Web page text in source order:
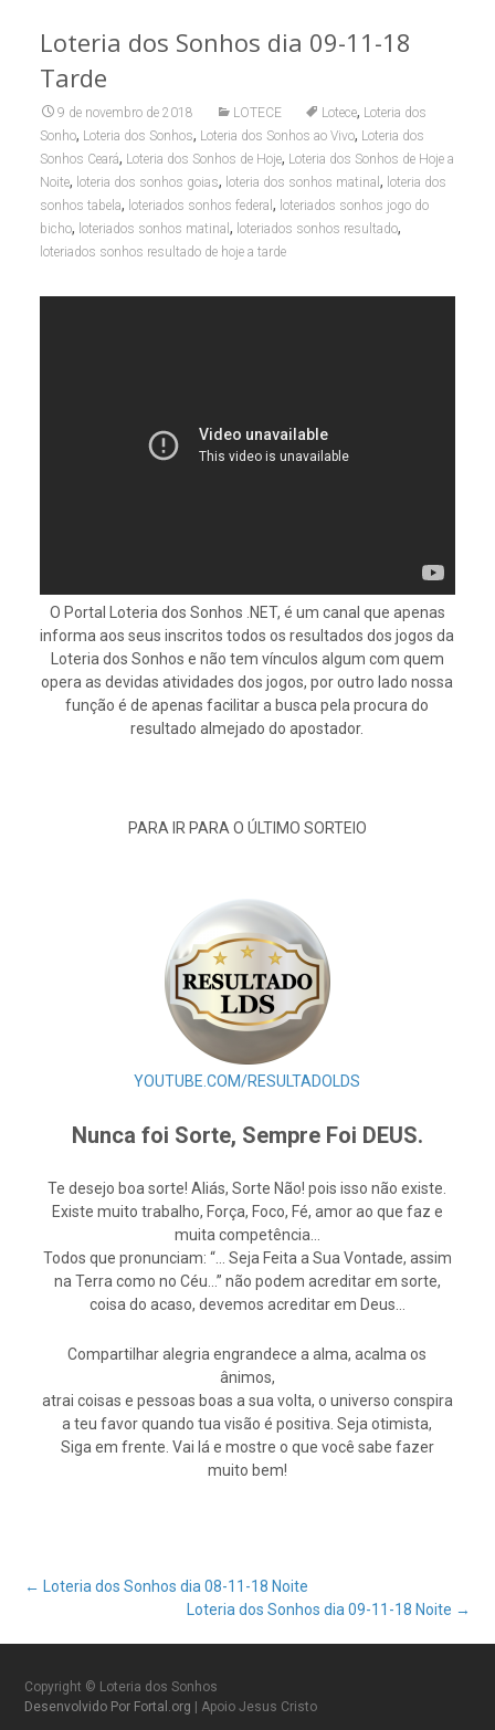
Loteria dos Sonhos dia 09-11-18
Tarde
9 de novembro de 2018 LOTECE Lotece, Loteria dos
Sonho, Loteria dos Sonhos, Loteria dos Sonhos ao Vivo, Loteria dos
Sonhos Ceará, Loteria dos Sonhos de Hoje, Loteria dos Sonhos de Hoje a
Noite, loteria dos sonhos goias, loteria dos sonhos matinal , loteria dos
sonhos tabela, loteriados sonhos federal , loteriados sonhos jogo do
bicho, loteriados sonhos matinal , loteriados sonhos resultado,
loteriados sonhos resultado de hoje a tarde
O Portal Loteria dos Sonhos .NET, é um canal que apenas
informa aos seus inscritos todos os resultados dos jogos da
Loteria dos Sonhos e não tem vínculos algum com quem
opera as devidas atividades dos jogos, por outro lado nossa
função é de apenas facilitar a busca pela procura do
resultado almejado do apostador.
PARA IR PARA O ÚLTIMO SORTEIO
YOUTUBE.COM/RESULTADOLDS
Nunca foi Sorte, Sempre Foi DEUS.
Te desejo boa sorte! Aliás, Sorte Não! pois isso não existe.
Existe muito trabalho, Força, Foco, Fé, amor ao que faz e
muita competência…
Todos que pronunciam: “… Seja Feita a Sua Vontade, assim
na Terra como no Céu…” não podem acreditar em sorte,
coisa do acaso, devemos acreditar em Deus…
Compartilhar alegria engrandece a alma, acalma os
ânimos,
atrai coisas e pessoas boas a sua volta, o universo conspira
a teu favor quando tua visão é positiva. Seja otimista,
Siga em frente. Vai lá e mostre o que você sabe fazer
muito bem!
Post
navigation
←
Loteria dos Sonhos dia 08-11-18 Noite
Loteria dos Sonhos dia 09-11-18 Noite →
Copyright © Loteria dos Sonhos
Desenvolvido Por Fortal.org
| Apoio Jesus Cristo